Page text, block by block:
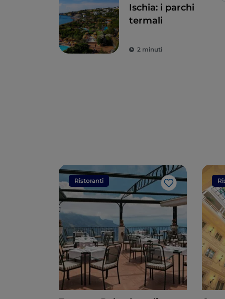
Ischia: i parchi
termali
2 minuti
Ristoranti
Like